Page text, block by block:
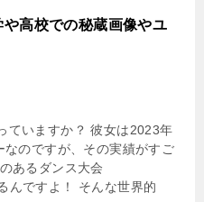
高校での秘蔵画像やユ
ていますか？ 彼女は2023年
のですが、その実績がすご
あるダンス大会
んですよ！ そんな世界的